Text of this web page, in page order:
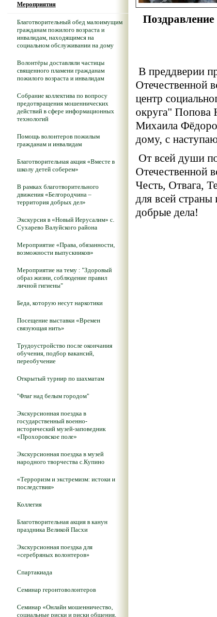
Мероприятия
Благотворительный обед малоимущим
гражданам пожилого возраста и
инвалидам, находящимся на
социальном обслуживании на дому
Волонтёры доставляли частицы
священного пламени гражданам
пожилого возраста и инвалидам
Собрание коллектива по вопросу
предотвращения мошеннических
действий в сфере информационных
технологий
Помощь волонтеров пожилым
гражданам и инвалидам
Благотворительная акция «Вместе в
школу детей соберем»
В рамках благотворительного
движения «Белгородчина –
территория добрых дел»
Экскурсия в «Новый Иерусалим» с.
Сухарево Валуйского района
Мероприятие «Права, обязанности,
возможности выпускников»
Мероприятие на тему : "Здоровый
образ жизни, соблюдение правил
личной гигиены"
Беда, которую несут наркотики
Посещение выставки «Времен
связующая нить»
Трудоустройство после окончания
обучения, подбор вакансий,
переобучение
Открытый турнир по шахматам
"Флаг над белым городом"
Экскурсионная поездка в
государственный военно-
исторический музей-заповедник
«Прохоровское поле»
Экскурсионная поездка в музей
народного творчества с.Купино
«Терроризм и экстремизм: истоки и
последствия»
Коллегия
Благотворительная акция в канун
праздника Великой Пасхи
Экскурсионная поездка для
«серебряных волонтеров»
Спартакиада
Семинар геронтоволонтеров
Семинар «Онлайн мошенничество,
социальные риски и риски общения,
Поздравление
В преддверии
Отечественной
центр
округа" Попова
Михаила
дому, с
От всей души
Отечественной
Честь, Отвага,
для всей страны
добрые дела!